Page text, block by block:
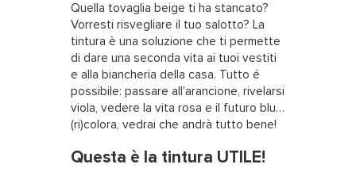
Quella tovaglia beige ti ha stancato?
Vorresti risvegliare il tuo salotto? La
tintura è una soluzione che ti permette
di dare una seconda vita ai tuoi vestiti
e alla biancheria della casa. Tutto é
possibile: passare all’arancione, rivelarsi
viola, vedere la vita rosa e il futuro blu…
(ri)colora, vedrai che andrà tutto bene!
Questa è la tintura UTILE!